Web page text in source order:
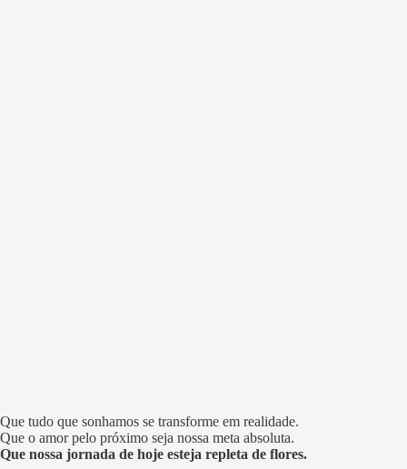
Que tudo que sonhamos se transforme em realidade.
Que o amor pelo próximo seja nossa meta absoluta.
Que nossa jornada de hoje esteja repleta de flores.